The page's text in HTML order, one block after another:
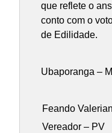
que reflete o
conto com o
de Edilidade.
Ubaporanga –
Feando
Vereador – PV